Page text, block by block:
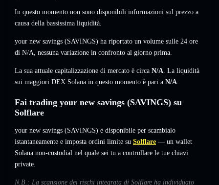
In questo momento non sono disponibili informazioni sul prezzo a
causa della bassissima liquidità.
your new savings (SAVINGS) ha riportato un volume sulle 24 ore
di N/A, nessuna variazione in confronto al giorno prima.
La sua attuale capitalizzazione di mercato è circa N/A. La liquidità
sui maggiori DEX Solana in questo momento è pari a N/A.
Fai trading your new savings (SAVINGS) su
Solflare
your new savings (SAVINGS) è disponibile per scambialo
istantaneamente e imposta ordini limite su Solflare — un wallet
Solana non-custodial nel quale sei tu a controllare le tue chiavi
private.
N.B.: La scansione dei rischi integrata di Solflare ha individuato